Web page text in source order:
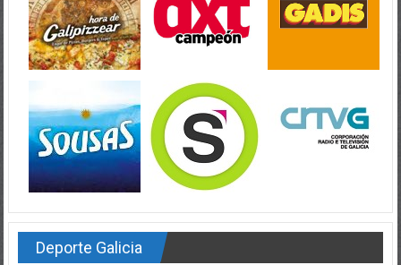
Deporte Galicia